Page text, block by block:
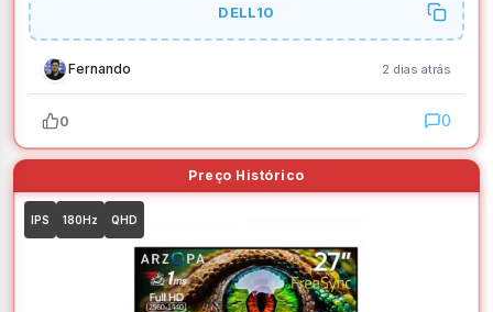
DELL10
Fernando 2 dias atrás
0 0
IPS 180Hz QHD